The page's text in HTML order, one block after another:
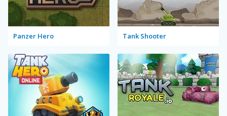
Panzer Hero Tank Shooter